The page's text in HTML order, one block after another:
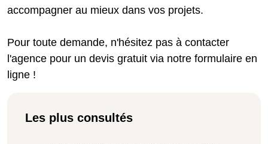
accompagner au mieux dans vos projets.
Pour toute demande, n'hésitez pas à contacter
l'agence pour un devis gratuit via notre formulaire en
ligne !
Les plus consultés